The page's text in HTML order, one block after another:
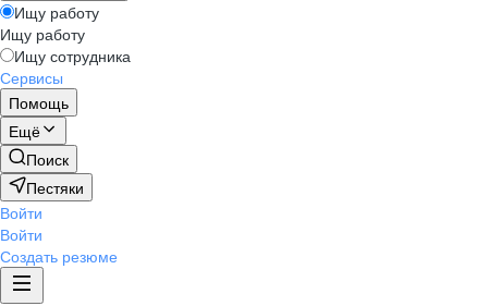
Ищу работу
Ищу работу
Ищу сотрудника
Сервисы
Помощь
Ещё
Поиск
Пестяки
Войти
Войти
Создать резюме